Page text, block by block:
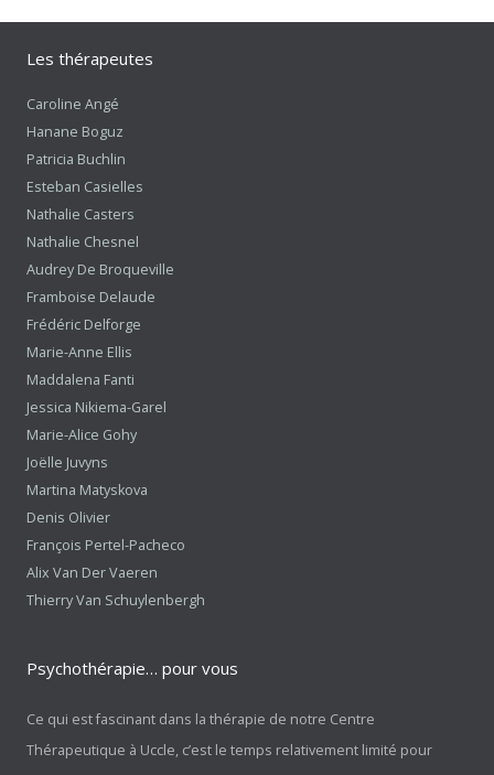
Les thérapeutes
Caroline Angé
Hanane Boguz
Patricia Buchlin
Esteban Casielles
Nathalie Casters
Nathalie Chesnel
Audrey De Broqueville
Framboise Delaude
Frédéric Delforge
Marie-Anne Ellis
Maddalena Fanti
Jessica Nikiema-Garel
Marie-Alice Gohy
Joëlle Juvyns
Martina Matyskova
Denis Olivier
François Pertel-Pacheco
Alix Van Der Vaeren
Thierry Van Schuylenbergh
Psychothérapie… pour vous
Ce qui est fascinant dans la thérapie de notre Centre
Thérapeutique à Uccle, c’est le temps relativement limité pour